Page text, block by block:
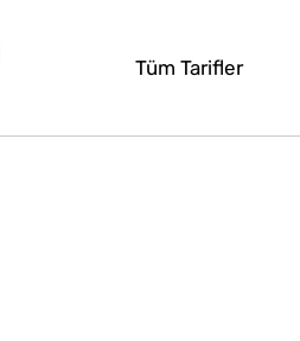
Tüm Tarifler